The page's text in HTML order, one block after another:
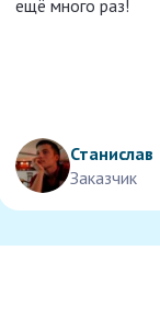
ещё много раз!
Станислав
Заказчик